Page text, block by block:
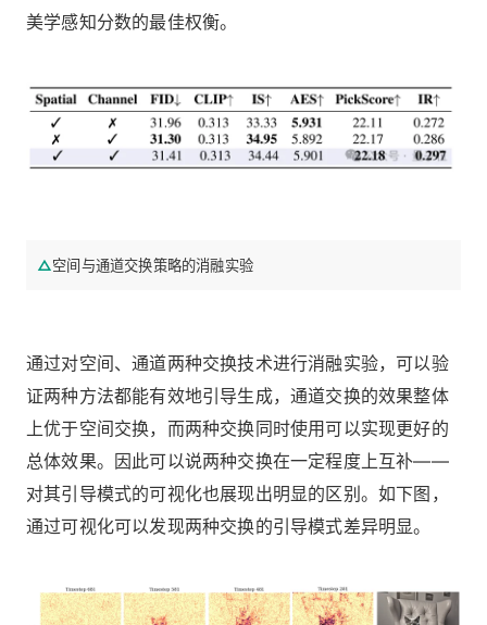
美学感知分数的最佳权衡。
△空间与通道交换策略的消融实验
通过对空间、通道两种交换技术进行消融实验，可以验
证两种方法都能有效地引导生成，通道交换的效果整体
上优于空间交换，而两种交换同时使用可以实现更好的
总体效果。因此可以说两种交换在一定程度上互补——
对其引导模式的可视化也展现出明显的区别。如下图，
通过可视化可以发现两种交换的引导模式差异明显。